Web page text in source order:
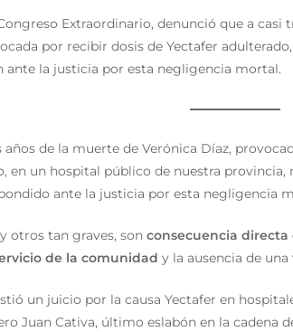
Extraordinario, denunció que a casi
por recibir dosis de Yectafer
ante la justicia por esta negligencia mortal.
años de la muerte de Verónica Díaz,
en un hospital público de nuestra provincia,
ante la justicia por esta negligencia
otros tan graves, son consecuencia
de la comunidad y la ausencia de
un juicio por la causa Yectafer en
Juan Cativa, último eslabón en la cadena